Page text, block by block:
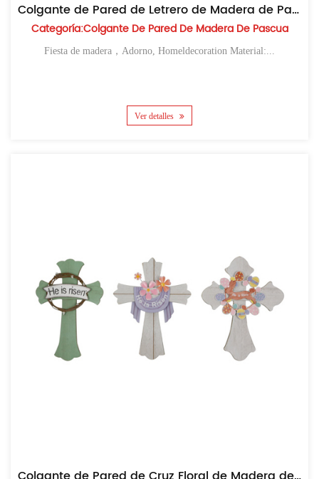
Colgante de Pared de Letrero de Madera de Pascua
Categoría:Colgante De Pared De Madera De Pascua
Fiesta de madera，Adorno, Homeldecoration Material:...
Ver detalles